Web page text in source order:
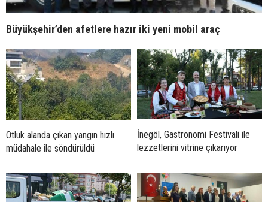
Büyükşehir’den afetlere hazır iki yeni mobil araç
Otluk alanda çıkan yangın hızlı
müdahale ile söndürüldü
İnegöl, Gastronomi Festivali ile
lezzetlerini vitrine çıkarıyor